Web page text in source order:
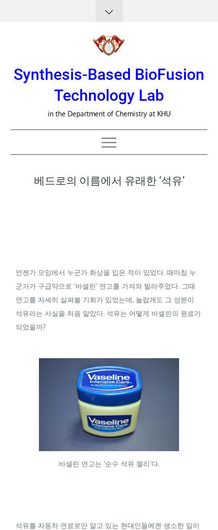
Synthesis-Based BioFusion
Technology Lab
in the Department of Chemistry at KHU
베드로의 이름에서 유래한 ‘석유’
언젠가 모임에서 누군가 화상을 입은 적이 있었다. 때마침 누
군가가 구급약으로 ‘바셀린’ 연고를 가져와 발라주었다. 그때
연고를 자세히 살펴볼 기회가 있었는데, 놀랍게도 그 성분이
석유라는 사실을 처음 알았다. 석유는 어떻게 바셀린의 원료가
되었을까?
바셀린 연고는 ‘순수 석유 젤리’다.
석유를 자동차 연료로만 알고 있는 현대인들에겐 생소한 일이